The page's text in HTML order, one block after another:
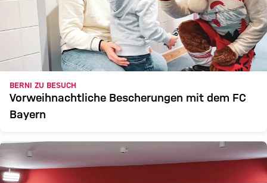
BERNI ZU BESUCH
Vorweihnachtliche Bescherungen mit dem FC
Bayern